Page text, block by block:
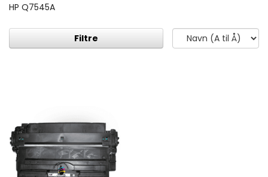
HP Q7545A
Filtre